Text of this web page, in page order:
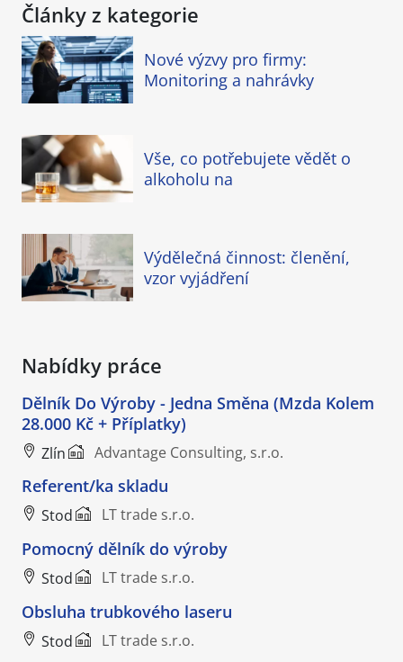
Články z kategorie
Nové výzvy pro firmy:
Monitoring a nahrávky
Vše, co potřebujete vědět o
alkoholu na
Výdělečná činnost: členění,
vzor vyjádření
Nabídky práce
Dělník Do Výroby - Jedna Směna (Mzda Kolem
28.000 Kč + Příplatky)
Zlín Advantage Consulting, s.r.o.
Referent/ka skladu
Stod LT trade s.r.o.
Pomocný dělník do výroby
Stod LT trade s.r.o.
Obsluha trubkového laseru
Stod LT trade s.r.o.